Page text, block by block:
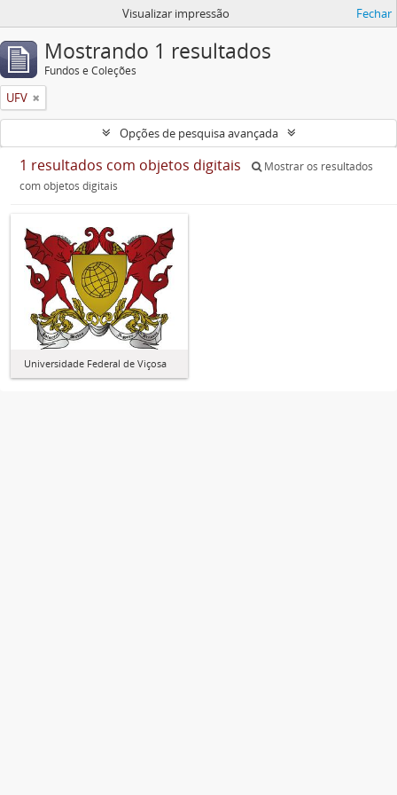
Visualizar impressão Fechar
Mostrando 1 resultados
Fundos e Coleções
UFV
Opções de pesquisa avançada
1 resultados com objetos digitais
Mostrar os resultados
com objetos digitais
Universidade Federal de Viçosa